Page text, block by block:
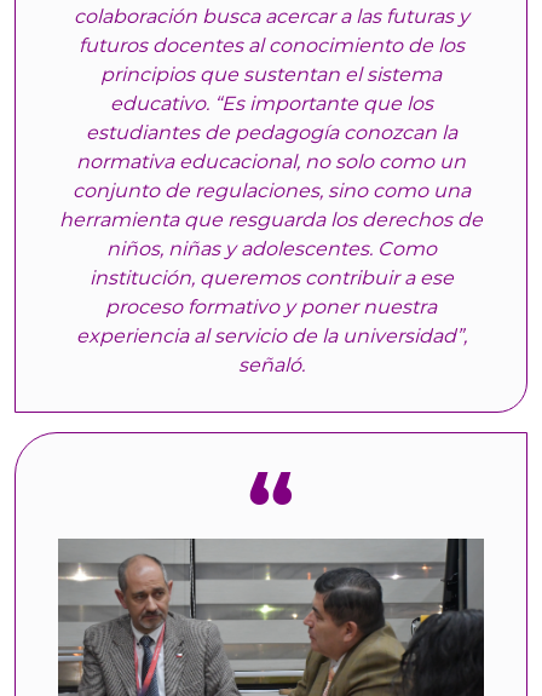
colaboración busca acercar a las futuras y
futuros docentes al conocimiento de los
principios que sustentan el sistema
educativo. “Es importante que los
estudiantes de pedagogía conozcan la
normativa educacional, no solo como un
conjunto de regulaciones, sino como una
herramienta que resguarda los derechos de
niños, niñas y adolescentes. Como
institución, queremos contribuir a ese
proceso formativo y poner nuestra
experiencia al servicio de la universidad”,
señaló.